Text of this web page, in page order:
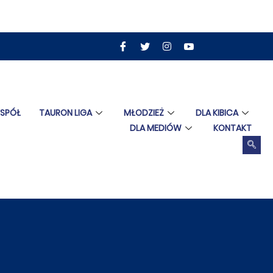
TAURON LIGA MŁODZIEŻ
DLA KIBICA
DLA MEDIÓW
KONTAKT